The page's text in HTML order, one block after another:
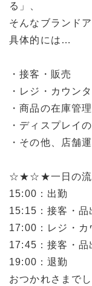
る」、
そんなブランド
具体的には…
・接客・販売
・レジ・カウン
・商品の在庫管
・ディスプレイ
・その他、店舗
☆★☆★一日の
15:00：出勤
15:15：接客・品
17:00：レジ・カ
17:45：接客・品
19:00：退勤
おつかれさまでし